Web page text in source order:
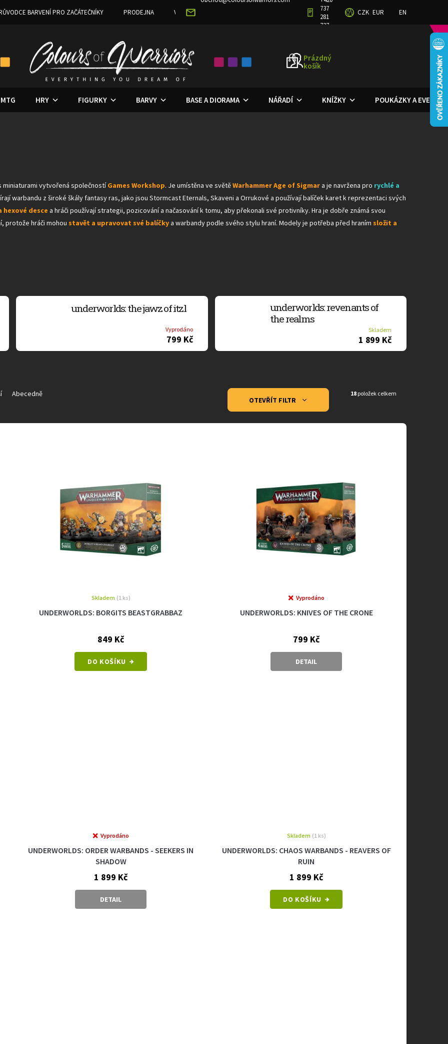
737
281
727
BARVENÍ PRO ZAČÁTEČNÍKY PRODEJNA VĚRNOSTNÍ PROGRAM OBCHODNÍ PODMÍNKY PODMÍNKY OCHRANY OSOBNÍCH ÚDAJŮ
CZK EUR EN
NÁKUPNÍ
Prázdný
košík
MTG HRY FIGURKY BARVY BASE A DIORAMA NÁŘADÍ KNÍŽKY POUKÁZKY A EVENTY
miniaturami vytvořená společnostíGames Workshop. Je umístěna ve světěWarhammer Age of Sigmara je navržena pro rychlé a
warbandu z široké škály fantasy ras, jako jsou Stormcast Eternals, Skaveni a Orrukové a používají balíček karet k reprezentaci svých
hexové desce a hráči používají strategii, pozicování a načasování k tomu, aby překonali své protivníky. Hra je dobře známá svou
protože hráči mohou stavět a upravovat své balíčkya warbandy podle svého stylu hraní. Modely je potřeba před hraním složit a
underworlds: the jawz of itzl
Vyprodáno
799 Kč
underworlds: revenants of
the realms
Skladem
1 899 Kč
Abecedně 18 položek celkem
OTEVŘÍT FILTR
UNDERWORLDS: BORGITS BEASTGRABBAZ
Skladem (1 ks)
849 Kč
DO KOŠÍKU
UNDERWORLDS: KNIVES OF THE CRONE
Vyprodáno
799 Kč
DETAIL
UNDERWORLDS: ORDER WARBANDS - SEEKERS IN
SHADOW
Vyprodáno
1 899 Kč
DETAIL
UNDERWORLDS: CHAOS WARBANDS - REAVERS OF
RUIN
Skladem (1 ks)
1 899 Kč
DO KOŠÍKU